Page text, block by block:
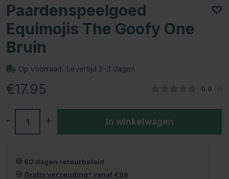
Paardenspeelgoed
Equimojis The Goofy One
Bruin
Op voorraad. Levertijd 2-3 dagen
€17.95 0.0
+
- In winkelwagen
60 dagen retourbeleid
Gratis verzending* vanaf €99